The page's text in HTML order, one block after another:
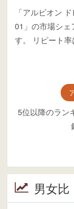
「アルビオン
01」の市場シェ
す。
リピート
5位以降のラン
男女比